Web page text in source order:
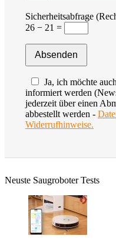
Sicherheitsabfrage
26 − 21 =
Ja, ich möchte
informiert werden
jederzeit über einen
abbestellt werden -
Widerrufhinweise.
Neuste Saugroboter Tests